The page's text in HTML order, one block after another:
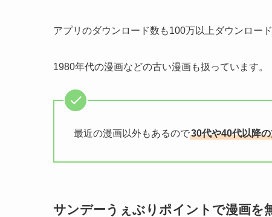
アプリのダウンロード数も100万以上ダウンロー
1980年代の漫画などの古い漫画も扱っています。
最近の漫画以外もあるので30代や40代以降
サンデーうぇぶりポイントで漫画を